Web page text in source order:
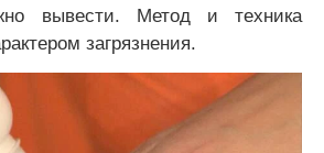
вывести. Метод и техника
загрязнения.